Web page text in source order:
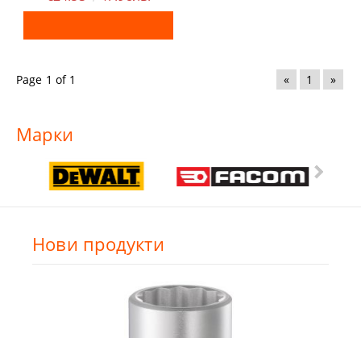
Page 1 of 1 « 1 »
Марки
Нови продукти